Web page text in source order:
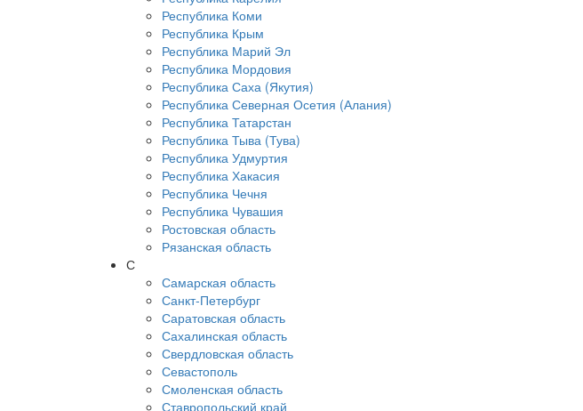
Республика Коми
Республика Крым
Республика Марий Эл
Республика Мордовия
Республика Саха (Якутия)
Республика Северная Осетия (Алания)
Республика Татарстан
Республика Тыва (Тува)
Республика Удмуртия
Республика Хакасия
Республика Чечня
Республика Чувашия
Ростовская область
Рязанская область
С
Самарская область
Санкт-Петербург
Саратовская область
Сахалинская область
Свердловская область
Севастополь
Смоленская область
Ставропольский край